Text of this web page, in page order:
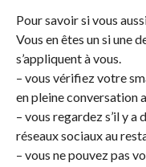
Pour savoir si vous
Vous en êtes un si une
s’appliquent à vous.
– vous vérifiez votre
en pleine conversation
– vous regardez s’il y
réseaux sociaux au
– vous ne pouvez pas